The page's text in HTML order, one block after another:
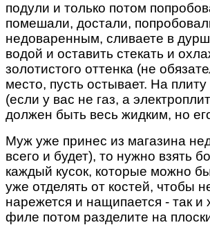
подули и только потом
помешали, достали,
недоваренным, сливаете в
водой и оставить стекать и
золотистого оттенка (не
место, пусть остывает. На
(если у вас не газ, а
должен быть весь жидким, но
Муж уже принес из магазина
всего и будет), то нужно взять
каждый кусок, которые можно
уже отделять от костей, чтобы
нарежется и нащипается - так
филе потом разделите на